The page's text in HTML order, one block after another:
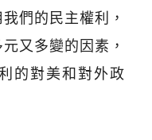
們的民主權利，
又多變的因素，
的對美和對外政